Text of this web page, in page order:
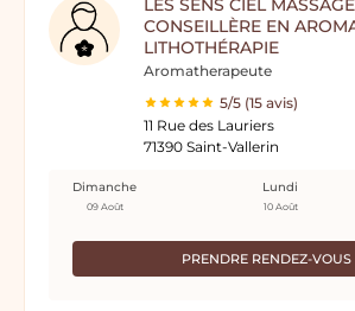
LES SENS CIEL
CONSEILLÈRE EN
LITHOTHÉRAPIE
Aromatherapeute
5/5 (15 avis)
11 Rue des Lauriers
71390 Saint-Vallerin
PRENDRE RENDEZ-VOUS
Dimanche
09 Août
Lundi
10 Août